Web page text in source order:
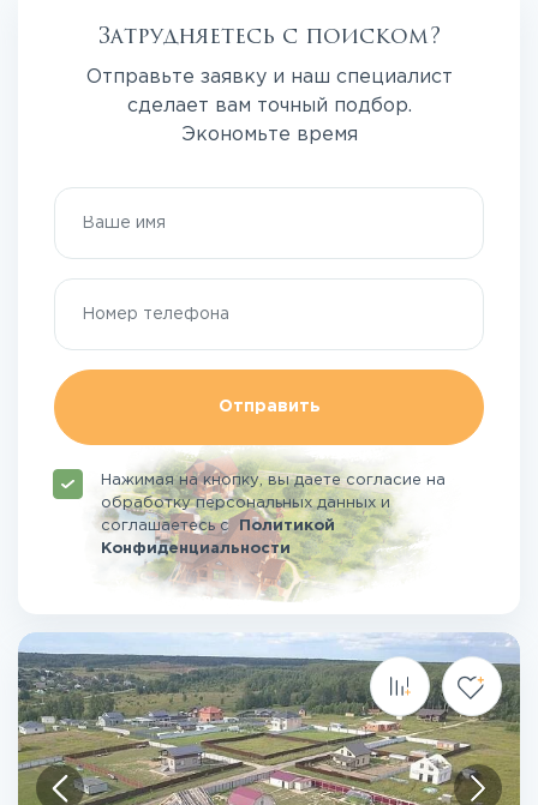
Затрудняетесь с поиском?
Отправьте заявку и наш специалист
сделает вам точный подбор.
Экономьте время
Отправить
Нажимая на кнопку, вы даете согласие на
обработку персональных данных и
соглашаетесьсПолитикой
Конфиденциальности